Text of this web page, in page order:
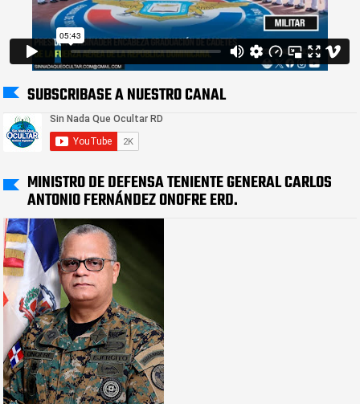
SUBSCRIBASE A NUESTRO CANAL
MINISTRO DE DEFENSA TENIENTE GENERAL CARLOS
ANTONIO FERNÁNDEZ ONOFRE ERD.